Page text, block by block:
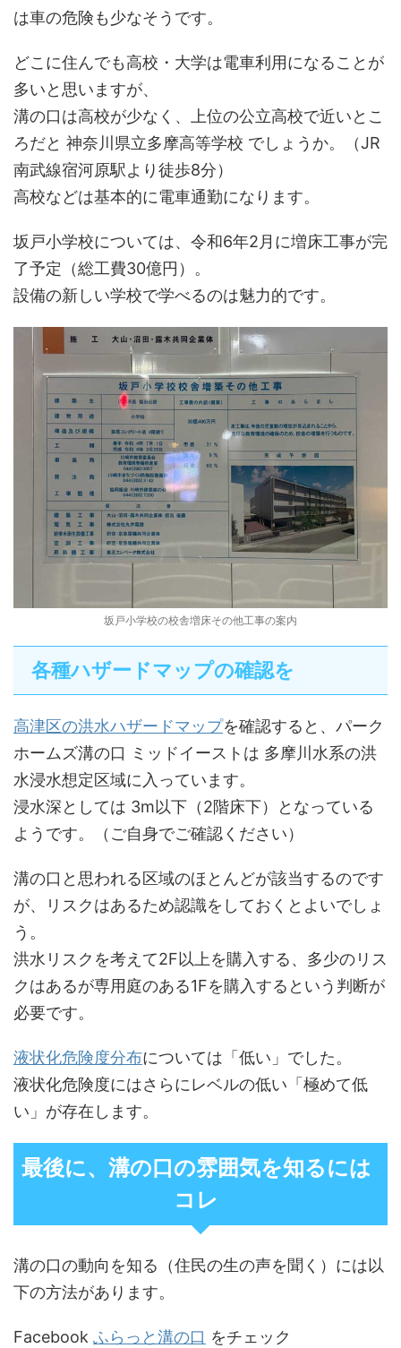
は車の危険も少なそうです。
どこに住んでも高校・大学は電車利用になることが
多いと思いますが、
溝の口は高校が少なく、上位の公立高校で近いとこ
ろだと 神奈川県立多摩高等学校 でしょうか。（JR
南武線宿河原駅より徒歩8分）
高校などは基本的に電車通勤になります。
坂戸小学校については、令和6年2月に増床工事が完
了予定（総工費30億円）。
設備の新しい学校で学べるのは魅力的です。
坂戸小学校の校舎増床その他工事の案内
各種ハザードマップの確認を
高津区の洪水ハザードマップを確認すると、パーク
ホームズ溝の口 ミッドイーストは 多摩川水系の洪
水浸水想定区域に入っています。
浸水深としては 3m以下（2階床下）となっている
ようです。（ご自身でご確認ください）
溝の口と思われる区域のほとんどが該当するのです
が、リスクはあるため認識をしておくとよいでしょ
う。
洪水リスクを考えて2F以上を購入する、多少のリス
クはあるが専用庭のある1Fを購入するという判断が
必要です。
液状化危険度分布については「低い」でした。
液状化危険度にはさらにレベルの低い「極めて低
い」が存在します。
最後に、溝の口の雰囲気を知るには
コレ
溝の口の動向を知る（住民の生の声を聞く）には以
下の方法があります。
Facebook ふらっと溝の口 をチェック